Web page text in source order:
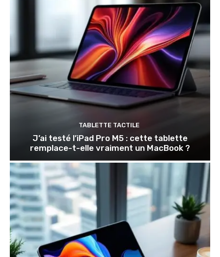
TABLETTE TACTILE
J’ai testé l’iPad Pro M5 : cette tablette
remplace-t-elle vraiment un MacBook ?